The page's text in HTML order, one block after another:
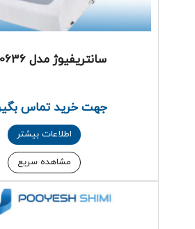
سانتریفیوژ مدل DM0636
جهت خرید تماس
اطلاعات بیشتر
مشاهده سریع